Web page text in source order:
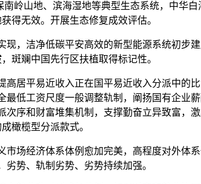
岭山地、滨海湿地等典型生态系统，中华
得无效。开展生态修复成效评估。
洁净低碳平安高效的新型能源系统初步建
斑斓中国先行区扶植取得标记性。
平易近收入正在国平易近收入分派中的
低工资尺度一般调整轨制，阐扬国有企业
序和财富堆集机制，支撑勤奋立异致富，
橄榄型分派款式。
经济体系体例愈加完美，高程度对外体系
劣势、轨制劣势、劣势持续加强。